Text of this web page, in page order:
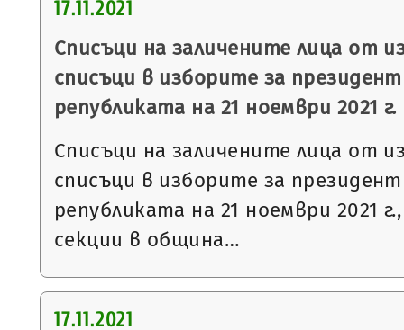
17.11.2021
Списъци на заличените лица от
списъци в изборите за
републиката на 21 ноември 2021 г.
Списъци на заличените лица от
списъци в изборите за
републиката на 21 ноември 2021
секции в община…
17.11.2021